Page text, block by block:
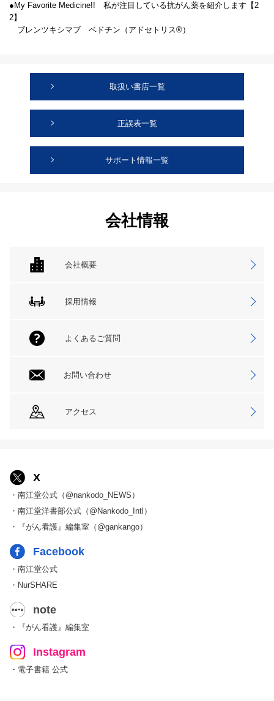
●My Favorite Medicine!! 私が注目している抗がん薬を紹介します【2
2】
ブレンツキシマブ ベドチン（アドセトリス®）
取扱い書店一覧
正誤表一覧
サポート情報一覧
会社情報
会社概要
採用情報
よくあるご質問
お問い合わせ
アクセス
X
・南江堂公式（@nankodo_NEWS）
・南江堂洋書部公式（@Nankodo_Intl）
・『がん看護』編集室（@gankango）
Facebook
・南江堂公式
・NurSHARE
note
・『がん看護』編集室
Instagram
・電子書籍 公式